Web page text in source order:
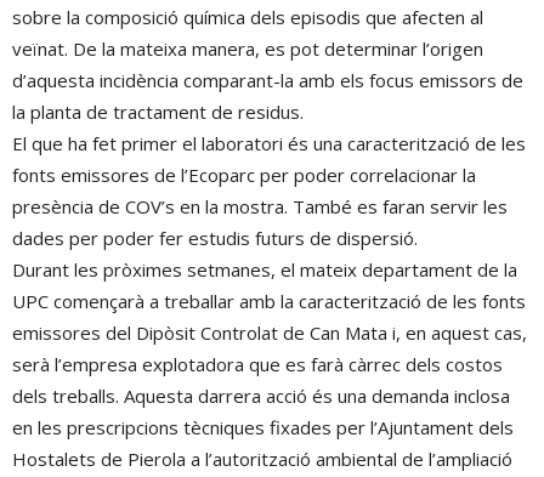
sobre la composició química dels episodis que afecten al
veïnat. De la mateixa manera, es pot determinar l’origen
d’aquesta incidència comparant-la amb els focus emissors de
la planta de tractament de residus.
El que ha fet primer el laboratori és una caracterització de les
fonts emissores de l’Ecoparc per poder correlacionar la
presència de COV’s en la mostra. També es faran servir les
dades per poder fer estudis futurs de dispersió.
Durant les pròximes setmanes, el mateix departament de la
UPC començarà a treballar amb la caracterització de les fonts
emissores del Dipòsit Controlat de Can Mata i, en aquest cas,
serà l’empresa explotadora que es farà càrrec dels costos
dels treballs. Aquesta darrera acció és una demanda inclosa
en les prescripcions tècniques fixades per l’Ajuntament dels
Hostalets de Pierola a l’autorització ambiental de l’ampliació